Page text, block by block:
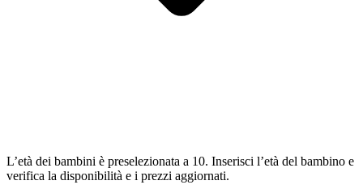
L’età dei bambini è preselezionata a 10. Inserisci l’età del bambino e
verifica la disponibilità e i prezzi aggiornati.